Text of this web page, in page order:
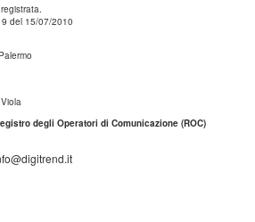
del 15/07/2010
degli Operatori di Comunicazione (ROC)